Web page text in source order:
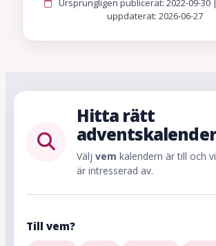
Ursprungligen publicerat: 2022-09-30 |
uppdaterat: 2026-06-27
Hitta rätt
adventskalender
Välj vem kalendern är till och
är intresserad av.
Till vem?